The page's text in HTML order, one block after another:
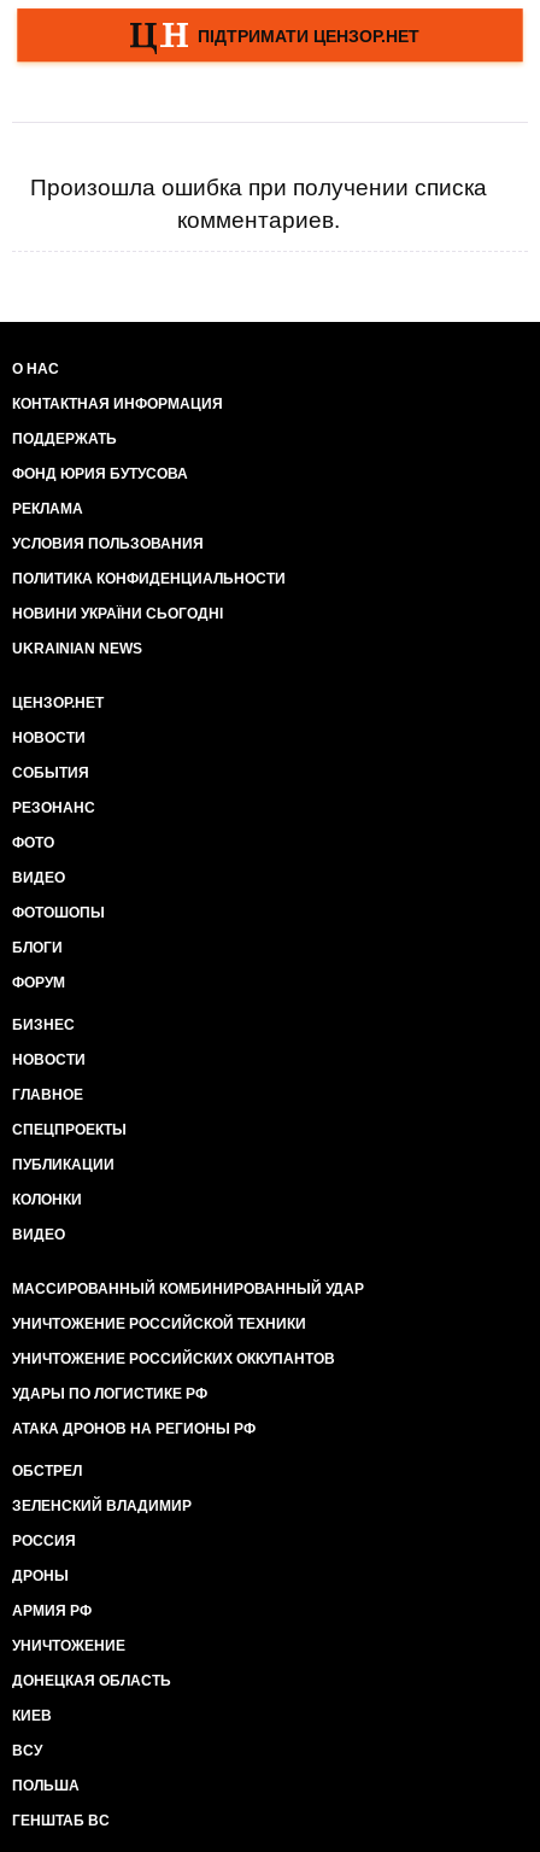
Произошла ошибка при получении списка
комментариев.
О НАС
КОНТАКТНАЯ ИНФОРМАЦИЯ
ПОДДЕРЖАТЬ
ФОНД ЮРИЯ БУТУСОВА
РЕКЛАМА
УСЛОВИЯ ПОЛЬЗОВАНИЯ
ПОЛИТИКА КОНФИДЕНЦИАЛЬНОСТИ
НОВИНИ УКРАЇНИ СЬОГОДНІ
UKRAINIAN NEWS
ЦЕНЗОР.НЕТ
НОВОСТИ
СОБЫТИЯ
РЕЗОНАНС
ФОТО
ВИДЕО
ФОТОШОПЫ
БЛОГИ
ФОРУМ
БИЗНЕС
НОВОСТИ
ГЛАВНОЕ
СПЕЦПРОЕКТЫ
ПУБЛИКАЦИИ
КОЛОНКИ
ВИДЕО
МАССИРОВАННЫЙ КОМБИНИРОВАННЫЙ УДАР
УНИЧТОЖЕНИЕ РОССИЙСКОЙ ТЕХНИКИ
УНИЧТОЖЕНИЕ РОССИЙСКИХ ОККУПАНТОВ
УДАРЫ ПО ЛОГИСТИКЕ РФ
АТАКА ДРОНОВ НА РЕГИОНЫ РФ
ОБСТРЕЛ
ЗЕЛЕНСКИЙ ВЛАДИМИР
РОССИЯ
ДРОНЫ
АРМИЯ РФ
УНИЧТОЖЕНИЕ
ДОНЕЦКАЯ ОБЛАСТЬ
КИЕВ
ВСУ
ПОЛЬША
ГЕНШТАБ ВС